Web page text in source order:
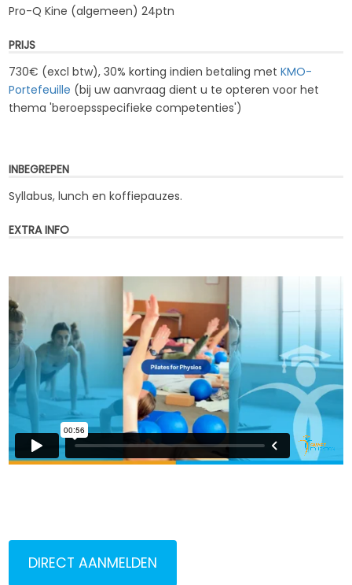
Pro-Q Kine (algemeen) 24ptn
PRIJS
730€ (excl btw), 30% korting indien betaling metKMO-
Portefeuille (bij uw aanvraag dient u te opteren voor het
thema 'beroepsspecifieke competenties')
INBEGREPEN
Syllabus, lunch en koffiepauzes.
EXTRA INFO
DIRECT AANMELDEN